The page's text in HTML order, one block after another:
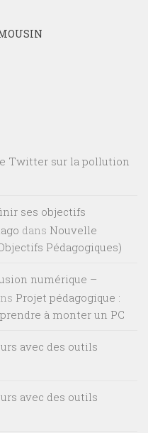
Twitter sur la pollution
ses objectifs
dans Nouvelle
Pédagogiques)
numérique –
Projet pédagogique :
à monter un PC
avec des outils
avec des outils